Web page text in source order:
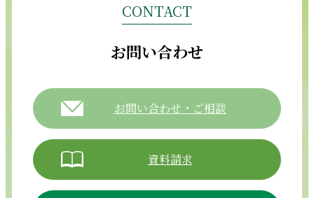
CONTACT
お問い合わせ
お問い合わせ・ご相談
資料請求